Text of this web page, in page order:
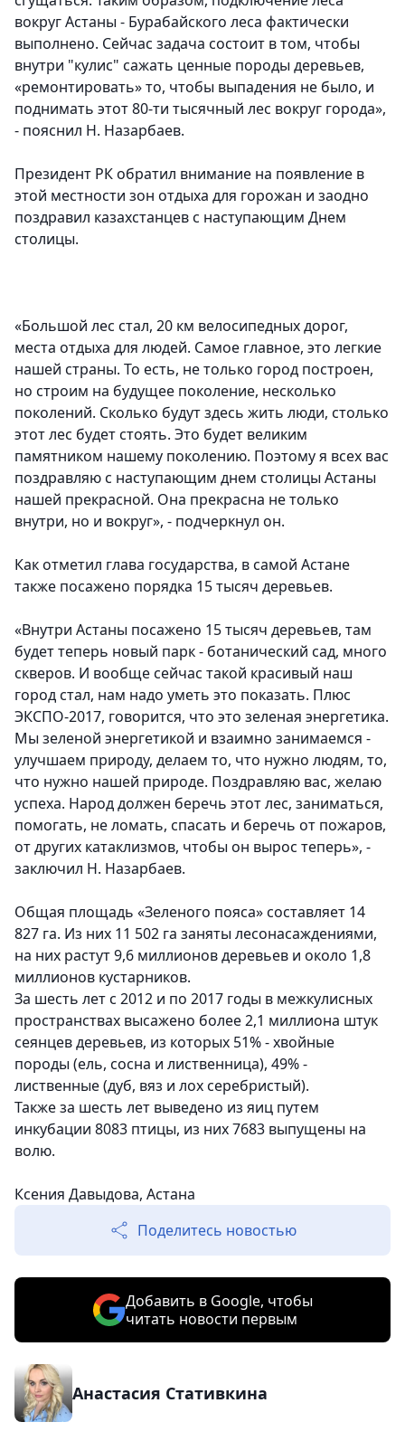
вокруг Астаны - Бурабайского леса фактически
выполнено. Сейчас задача состоит в том, чтобы
внутри "кулис" сажать ценные породы деревьев,
«ремонтировать» то, чтобы выпадения не было, и
поднимать этот 80-ти тысячный лес вокруг города»,
- пояснил Н. Назарбаев.
Президент РК обратил внимание на появление в
этой местности зон отдыха для горожан и заодно
поздравил казахстанцев с наступающим Днем
столицы.
«Большой лес стал, 20 км велосипедных дорог,
места отдыха для людей. Самое главное, это легкие
нашей страны. То есть, не только город построен,
но строим на будущее поколение, несколько
поколений. Сколько будут здесь жить люди, столько
этот лес будет стоять. Это будет великим
памятником нашему поколению. Поэтому я всех вас
поздравляю с наступающим днем столицы Астаны
нашей прекрасной. Она прекрасна не только
внутри, но и вокруг», - подчеркнул он.
Как отметил глава государства, в самой Астане
также посажено порядка 15 тысяч деревьев.
«Внутри Астаны посажено 15 тысяч деревьев, там
будет теперь новый парк - ботанический сад, много
скверов. И вообще сейчас такой красивый наш
город стал, нам надо уметь это показать. Плюс
ЭКСПО-2017, говорится, что это зеленая энергетика.
Мы зеленой энергетикой и взаимно занимаемся -
улучшаем природу, делаем то, что нужно людям, то,
что нужно нашей природе. Поздравляю вас, желаю
успеха. Народ должен беречь этот лес, заниматься,
помогать, не ломать, спасать и беречь от пожаров,
от других катаклизмов, чтобы он вырос теперь», -
заключил Н. Назарбаев.
Общая площадь «Зеленого пояса» составляет 14
827 га. Из них 11 502 га заняты лесонасаждениями,
на них растут 9,6 миллионов деревьев и около 1,8
миллионов кустарников.
За шесть лет с 2012 и по 2017 годы в межкулисных
пространствах высажено более 2,1 миллиона штук
сеянцев деревьев, из которых 51% - хвойные
породы (ель, сосна и лиственница), 49% -
лиственные (дуб, вяз и лох серебристый).
Также за шесть лет выведено из яиц путем
инкубации 8083 птицы, из них 7683 выпущены на
волю.
Ксения Давыдова, Астана
Поделитесь новостью
Добавить в Google, чтобы
читать новости первым
Анастасия Стативкина